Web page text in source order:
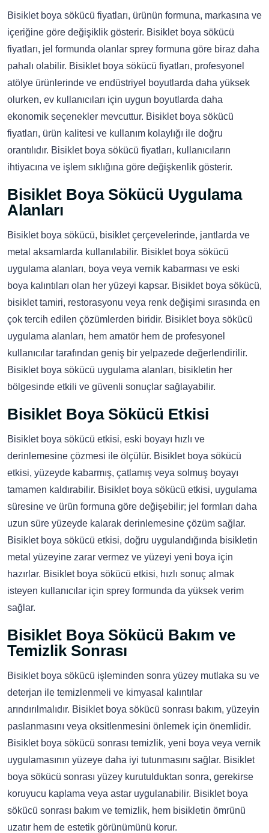
Bisiklet boya sökücü fiyatları, ürünün formuna, markasına ve
içeriğine göre değişiklik gösterir. Bisiklet boya sökücü
fiyatları, jel formunda olanlar sprey formuna göre biraz daha
pahalı olabilir. Bisiklet boya sökücü fiyatları, profesyonel
atölye ürünlerinde ve endüstriyel boyutlarda daha yüksek
olurken, ev kullanıcıları için uygun boyutlarda daha
ekonomik seçenekler mevcuttur. Bisiklet boya sökücü
fiyatları, ürün kalitesi ve kullanım kolaylığı ile doğru
orantılıdır. Bisiklet boya sökücü fiyatları, kullanıcıların
ihtiyacına ve işlem sıklığına göre değişkenlik gösterir.
Bisiklet Boya Sökücü Uygulama
Alanları
Bisiklet boya sökücü, bisiklet çerçevelerinde, jantlarda ve
metal aksamlarda kullanılabilir. Bisiklet boya sökücü
uygulama alanları, boya veya vernik kabarması ve eski
boya kalıntıları olan her yüzeyi kapsar. Bisiklet boya sökücü,
bisiklet tamiri, restorasyonu veya renk değişimi sırasında en
çok tercih edilen çözümlerden biridir. Bisiklet boya sökücü
uygulama alanları, hem amatör hem de profesyonel
kullanıcılar tarafından geniş bir yelpazede değerlendirilir.
Bisiklet boya sökücü uygulama alanları, bisikletin her
bölgesinde etkili ve güvenli sonuçlar sağlayabilir.
Bisiklet Boya Sökücü Etkisi
Bisiklet boya sökücü etkisi, eski boyayı hızlı ve
derinlemesine çözmesi ile ölçülür. Bisiklet boya sökücü
etkisi, yüzeyde kabarmış, çatlamış veya solmuş boyayı
tamamen kaldırabilir. Bisiklet boya sökücü etkisi, uygulama
süresine ve ürün formuna göre değişebilir; jel formları daha
uzun süre yüzeyde kalarak derinlemesine çözüm sağlar.
Bisiklet boya sökücü etkisi, doğru uygulandığında bisikletin
metal yüzeyine zarar vermez ve yüzeyi yeni boya için
hazırlar. Bisiklet boya sökücü etkisi, hızlı sonuç almak
isteyen kullanıcılar için sprey formunda da yüksek verim
sağlar.
Bisiklet Boya Sökücü Bakım ve
Temizlik Sonrası
Bisiklet boya sökücü işleminden sonra yüzey mutlaka su ve
deterjan ile temizlenmeli ve kimyasal kalıntılar
arındırılmalıdır. Bisiklet boya sökücü sonrası bakım, yüzeyin
paslanmasını veya oksitlenmesini önlemek için önemlidir.
Bisiklet boya sökücü sonrası temizlik, yeni boya veya vernik
uygulamasının yüzeye daha iyi tutunmasını sağlar. Bisiklet
boya sökücü sonrası yüzey kurutulduktan sonra, gerekirse
koruyucu kaplama veya astar uygulanabilir. Bisiklet boya
sökücü sonrası bakım ve temizlik, hem bisikletin ömrünü
uzatır hem de estetik görünümünü korur.